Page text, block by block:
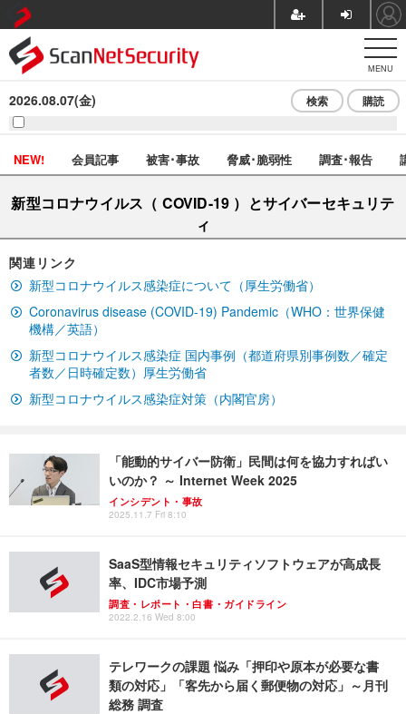
MENU
2026.08.07(金) 検索 購読
NEW! 会員記事 被害･事故 脅威･脆弱性 調査･報告
新型コロナウイルス（ COVID-19 ）とサイバーセキュリテ
ィ
関連リンク
新型コロナウイルス感染症について（厚生労働省）
Coronavirus disease (COVID-19) Pandemic（WHO：世界保健
機構／英語）
新型コロナウイルス感染症 国内事例（都道府県別事例数／確定
者数／日時確定数）厚生労働省
新型コロナウイルス感染症対策（内閣官房）
「能動的サイバー防衛」民間は何を協力すればい
いのか？ ～ Internet Week 2025
インシデント・事故
2025.11.7 Fri 8:10
SaaS型情報セキュリティソフトウェアが高成長
率、IDC市場予測
調査・レポート・白書・ガイドライン
2022.2.16 Wed 8:00
テレワークの課題 悩み「押印や原本が必要な書
類の対応」「客先から届く郵便物の対応」～月刊
総務 調査